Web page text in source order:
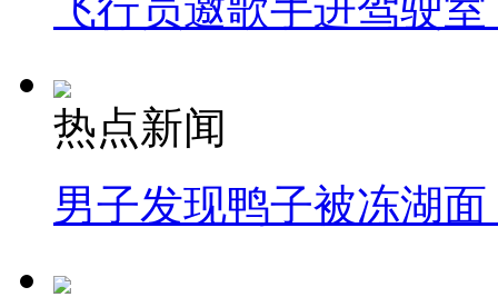
热点新闻
男子发现鸭子被冻湖